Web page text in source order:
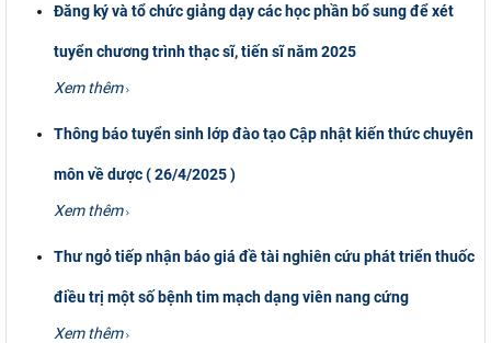
Đăng ký và tổ chức giảng dạy các học phần bổ sung để xét
tuyển chương trình thạc sĩ, tiến sĩ năm 2025
Xem thêm
Thông báo tuyển sinh lớp đào tạo Cập nhật kiến thức chuyên
môn về dược ( 26/4/2025 )
Xem thêm
Thư ngỏ tiếp nhận báo giá đề tài nghiên cứu phát triển thuốc
điều trị một số bệnh tim mạch dạng viên nang cứng
Xem thêm